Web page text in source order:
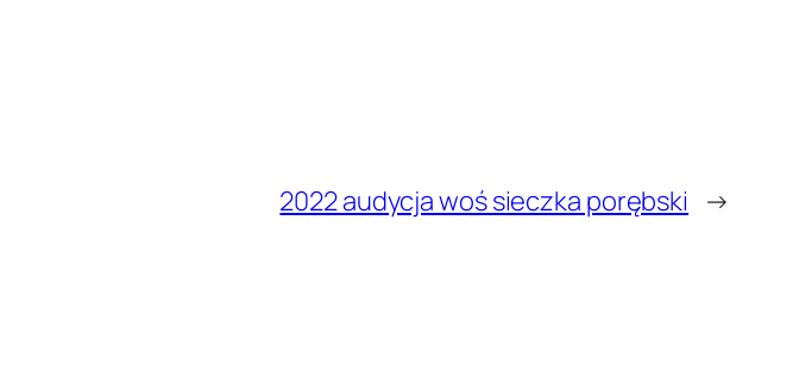
2022 audycja woś sieczka porębski →